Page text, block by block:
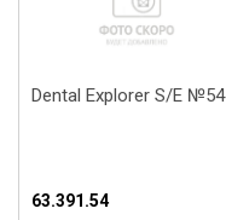
Dental Explorer S/E №54
63.391.54